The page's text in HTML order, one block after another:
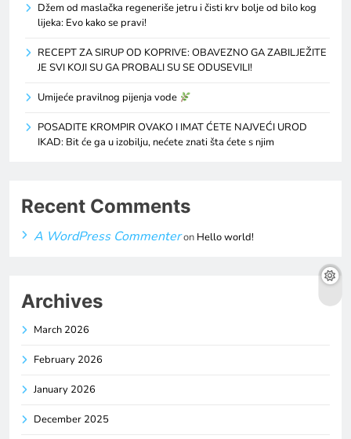
Džem od maslačka regeneriše jetru i čisti krv bolje od bilo kog
lijeka: Evo kako se pravi!
RECEPT ZA SIRUP OD KOPRIVE: OBAVEZNO GA ZABILJEŽITE
JE SVI KOJI SU GA PROBALI SU SE ODUSEVILI!
Umijeće pravilnog pijenja vode
POSADITE KROMPIR OVAKO I IMAT ĆETE NAJVEĆI UROD
IKAD: Bit će ga u izobilju, nećete znati šta ćete s njim
Recent Comments
A WordPress Commenteron Hello world!
Archives
March 2026
February 2026
January 2026
December 2025